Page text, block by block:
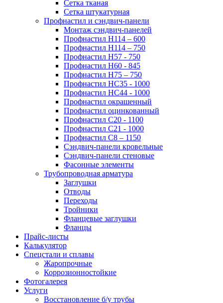
Сетка тканая
Сетка штукатурная
Профнастил и сэндвич-панели
Монтаж сэндвич-панелей
Профнастил Н114 – 600
Профнастил Н114 – 750
Профнастил Н57 - 750
Профнастил Н60 - 845
Профнастил Н75 – 750
Профнастил НС35 - 1000
Профнастил НС44 - 1000
Профнастил окрашенный
Профнастил оцинкованный
Профнастил С20 - 1100
Профнастил С21 - 1000
Профнастил С8 – 1150
Сэндвич-панели кровельные
Сэндвич-панели стеновые
Фасонные элементы
Трубопроводная арматура
Заглушки
Отводы
Переходы
Тройники
Фланцевые заглушки
Фланцы
Прайс-листы
Калькулятор
Спецстали и сплавы
Жаропрочные
Коррозионностойкие
Фотогалерея
Услуги
Восстановление б/у трубы